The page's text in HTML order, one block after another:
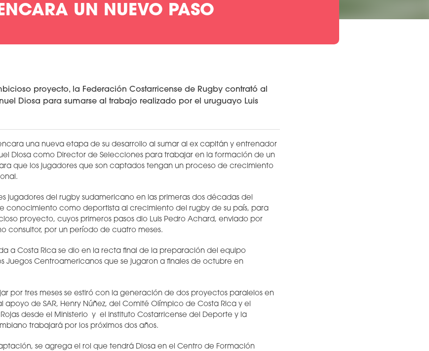
UN NUEVO PASO
proyecto, la Federación Costarricense de Rugby contrató al
Diosa para sumarse al trabajo realizado por el uruguayo Luis
una nueva etapa de su desarrollo al sumar al ex capitán y entrenador
Diosa como Director de Selecciones para trabajar en la formación de un
que los jugadores que son captados tengan un proceso de crecimiento
jugadores del rugby sudamericano en las primeras dos décadas del
conocimiento como deportista al crecimiento del rugby de su país, para
proyecto, cuyos primeros pasos dio Luis Pedro Achard, enviado por
consultor, por un período de cuatro meses.
a Costa Rica se dio en la recta final de la preparación del equipo
Juegos Centroamericanos que se jugaron a finales de octubre en
por tres meses se estiró con la generación de dos proyectos paralelos en
apoyo de SAR, Henry Núñez, del Comité Olímpico de Costa Rica y el
desde el Ministerio y el Instituto Costarricense del Deporte y la
trabajará por los próximos dos años.
se agrega el rol que tendrá Diosa en el Centro de Formación